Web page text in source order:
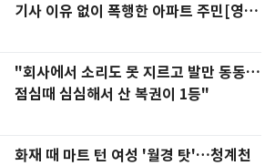
기사 이유 없이 폭행한 아파트 주민[영
"회사에서 소리도 못 지르고 발만 동동…
점심때 심심해서 산 복권이 1등"
화재 때 마트 턴 여성 '월경 탓'…청계천